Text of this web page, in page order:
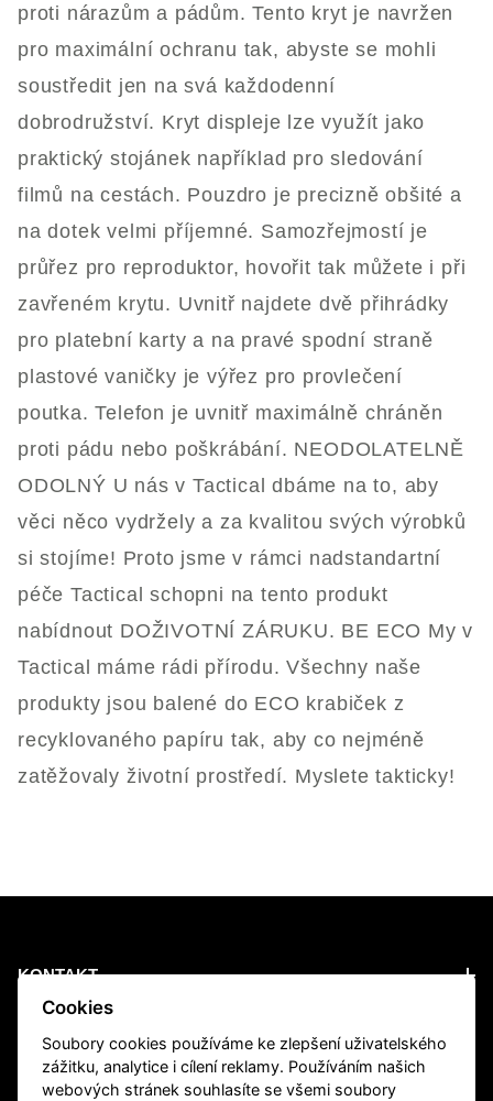
proti nárazům a pádům. Tento kryt je navržen
pro maximální ochranu tak, abyste se mohli
soustředit jen na svá každodenní
dobrodružství. Kryt displeje lze využít jako
praktický stojánek například pro sledování
filmů na cestách. Pouzdro je precizně obšité a
na dotek velmi příjemné. Samozřejmostí je
průřez pro reproduktor, hovořit tak můžete i při
zavřeném krytu. Uvnitř najdete dvě přihrádky
pro platební karty a na pravé spodní straně
plastové vaničky je výřez pro provlečení
poutka. Telefon je uvnitř maximálně chráněn
proti pádu nebo poškrábání. NEODOLATELNĚ
ODOLNÝ U nás v Tactical dbáme na to, aby
věci něco vydržely a za kvalitou svých výrobků
si stojíme! Proto jsme v rámci nadstandartní
péče Tactical schopni na tento produkt
nabídnout DOŽIVOTNÍ ZÁRUKU. BE ECO My v
Tactical máme rádi přírodu. Všechny naše
produkty jsou balené do ECO krabiček z
recyklovaného papíru tak, aby co nejméně
zatěžovaly životní prostředí. Myslete takticky!
KONTAKT
PRODUCTS
INFORMATION
Cookies
Soubory cookies používáme ke zlepšení uživatelského
zážitku, analytice i cílení reklamy. Používáním našich
webových stránek souhlasíte se všemi soubory